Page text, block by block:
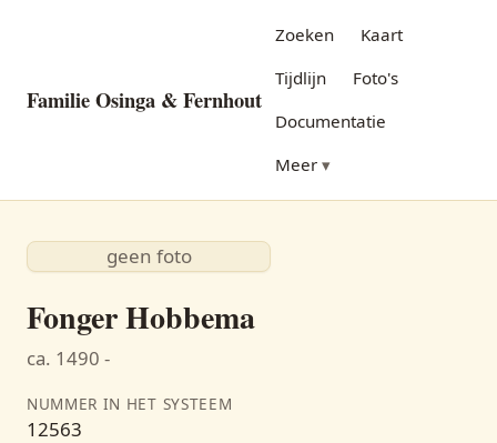
Familie Osinga & Fernhout
Zoeken
Kaart
Tijdlijn
Foto's
Documentatie
Meer
geen foto
Fonger Hobbema
ca. 1490 -
NUMMER IN HET SYSTEEM
12563